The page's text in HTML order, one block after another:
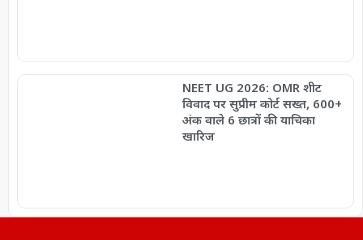
NEET UG 2026: OMR शीट
विवाद पर सुप्रीम कोर्ट सख्त, 600+
अंक वाले 6 छात्रों की याचिका
खारिज